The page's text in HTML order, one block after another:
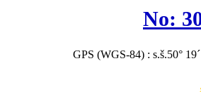
No:
GPS (WGS-84) : s.š.50°